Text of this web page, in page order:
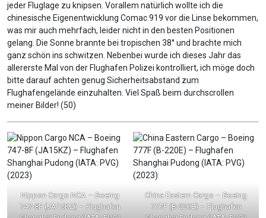
jeder Fluglage zu knipsen. Vorallem natürlich wollte ich die
chinesische Eigenentwicklung Comac 919 vor die Linse bekommen,
was mir auch mehrfach, leider nicht in den besten Positionen
gelang. Die Sonne brannte bei tropischen 38° und brachte mich
ganz schön ins schwitzen. Nebenbei wurde ich dieses Jahr das
allererste Mal von der Flughafen Polizei kontrolliert, ich möge doch
bitte darauf achten genug Sicherheitsabstand zum
Flughafengelände einzuhalten. Viel Spaß beim durchscrollen
meiner Bilder! (50)
Nippon Cargo NCA – Boeing
747-8F (JA15KZ) – Flughafen
China Eastern Cargo – Boeing
777F (B-220E) – Flughafen